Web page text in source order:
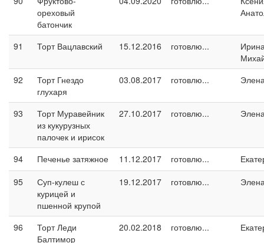
ореховый
батончик
91 Торт Вацлавский 15.12.2016 готовлю...
92
Торт Гнездо
глухаря
03.08.2017 готовлю...
93
Торт Муравейник
из кукурузных
палочек и ирисок
27.10.2017 готовлю...
94 Печенье затяжное 11.12.2017 готовлю...
95
Суп-кулеш с
курицей и
пшенной крупой
19.12.2017 готовлю...
96
Торт Леди
Балтимор
20.02.2018 готовлю...